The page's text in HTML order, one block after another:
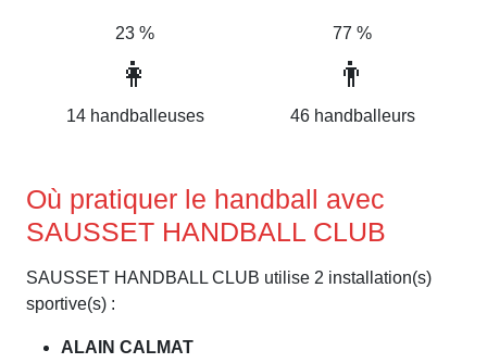
23 % 77 %
👩 👨
14 handballeuses 46 handballeurs
Où pratiquer le handball avec
SAUSSET HANDBALL CLUB
SAUSSET HANDBALL CLUB utilise 2 installation(s)
sportive(s) :
ALAIN CALMAT